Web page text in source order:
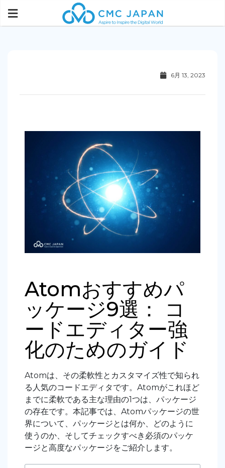
6月 13, 2023
Atomおすすめパ
ッケージ9選： コ
ードエディター強
化のためのガイド
Atomは、その柔軟性とカスタマイズ性で知られ
る人気のコードエディタです。Atomがこれほど
までに柔軟である主な理由の1つは、パッケージ
の存在です。本記事では、Atomパッケージの世
界について、パッケージとは何か、どのように
使うのか、そしてチェックすべき必須のパッケ
ージと高度なパッケージをご紹介します。